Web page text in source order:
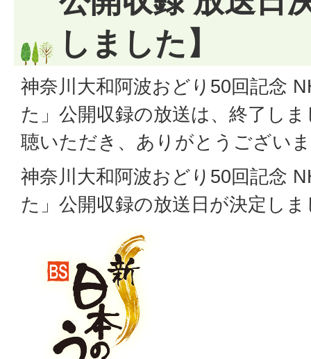
しました】
神奈川大和阿波おどり50回記念
た」公開収録の放送は、終了し
聴いただき、ありがとうござい
神奈川大和阿波おどり50回記念
た」公開収録の放送日が決定し